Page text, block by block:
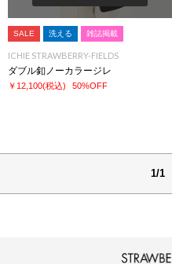
SALE 洗える 雑誌掲載
ICHIE STRAWBERRY-FIELDS
ダブル釦ノーカラージレ
￥12,100(税込) 50%OFF
1/1